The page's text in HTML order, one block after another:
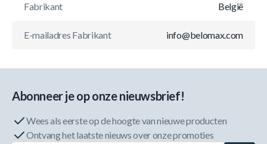
Fabrikant
België
E-mailadres Fabrikant info@belomax.com
Abonneer je op onze nieuwsbrief!
Wees als eerste op de hoogte van nieuwe producten
Ontvang het laatste nieuws over onze promoties